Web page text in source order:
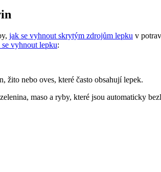
jak se vyhnout skrytým zdrojům lepku v
se vyhnout lepku:
žito nebo oves, které často obsahují lepek.
maso a ryby, které jsou automaticky